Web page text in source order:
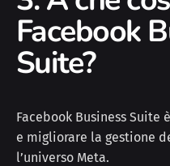
Facebook
Suite?
Facebook Business
e migliorare la gestione
l’universo Meta.